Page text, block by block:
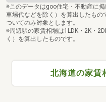
※このデータはgoo住宅・不動産に
車場代などを除く）を算出したも
ついてのみ対象とします。
※周辺駅の家賃相場は1LDK・2K・
く）を算出したものです。
北海道の家賃